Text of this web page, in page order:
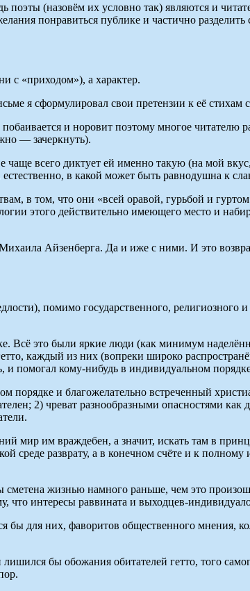
(назовём их условно так) являются и
понравиться публике и частично
с «приходом»), а характер.
я сформулировал свои претензии к её
и норовит поэтому многое читателю
— зачеркнуть).
всего диктует ей именно такую (на мой
в какой может быть равнодушна к
в том, что они «всей оравой, гурьбой и
этого действительно имеющего место и
Айзенберга. Да и иже с ними. И это
помимо государственного, религиозного
Всё это были яркие люди (как минимум
каждый из них (вопреки широко
и помогал кому-нибудь в индивидуальном
и благожелательно встреченный
2) чреват разнообразными опасностями как
мир им враждебен, а значит, искать там в
среде разврату, а в конечном счёте и к
жизнью намного раньше, чем это
что интересы раввината и выходцев-
для них, фаворитов общественного мнения,
бы обожания обитателей гетто, того